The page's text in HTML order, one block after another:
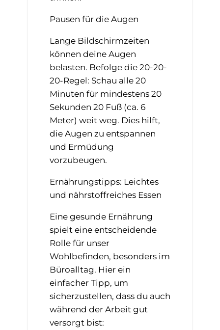
Pausen für die Augen
Lange Bildschirmzeiten
können deine Augen
belasten. Befolge die 20-20-
20-Regel: Schau alle 20
Minuten für mindestens 20
Sekunden 20 Fuß (ca. 6
Meter) weit weg. Dies hilft,
die Augen zu entspannen
und Ermüdung
vorzubeugen.
Ernährungstipps: Leichtes
und nährstoffreiches Essen
Eine gesunde Ernährung
spielt eine entscheidende
Rolle für unser
Wohlbefinden, besonders im
Büroalltag. Hier ein
einfacher Tipp, um
sicherzustellen, dass du auch
während der Arbeit gut
versorgt bist: